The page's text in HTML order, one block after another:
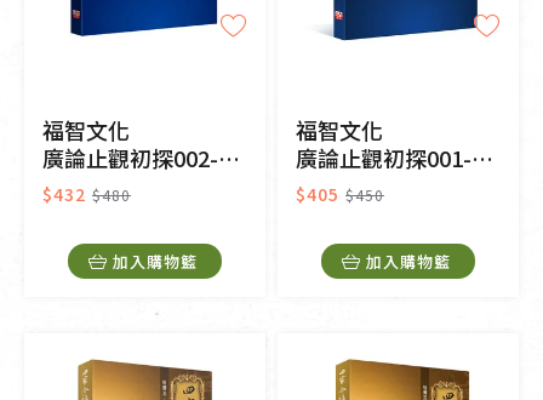
福智文化
廣論止觀初探002-學奢摩他法一
$432 $480
加入購物籃
福智文化
廣論止觀初探001-止觀總說
$405 $450
加入購物籃